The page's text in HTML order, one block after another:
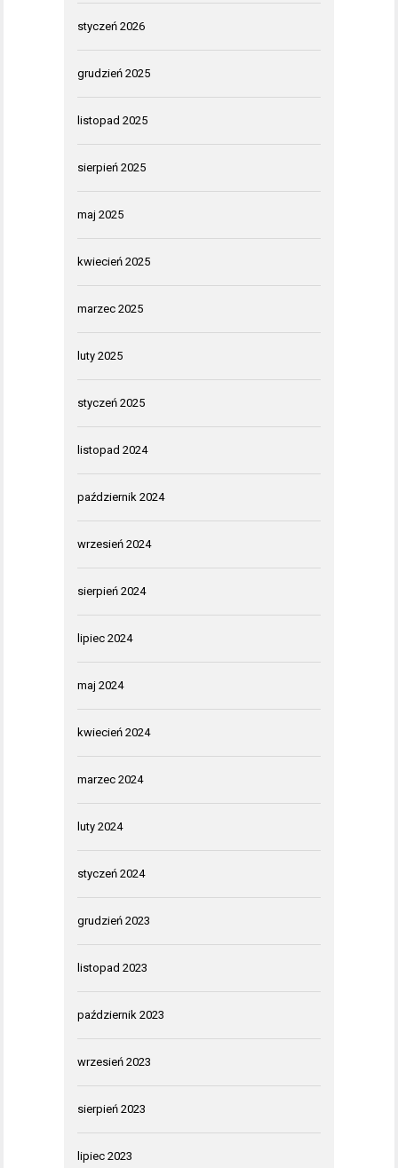
styczeń 2026
grudzień 2025
listopad 2025
sierpień 2025
maj 2025
kwiecień 2025
marzec 2025
luty 2025
styczeń 2025
listopad 2024
październik 2024
wrzesień 2024
sierpień 2024
lipiec 2024
maj 2024
kwiecień 2024
marzec 2024
luty 2024
styczeń 2024
grudzień 2023
listopad 2023
październik 2023
wrzesień 2023
sierpień 2023
lipiec 2023